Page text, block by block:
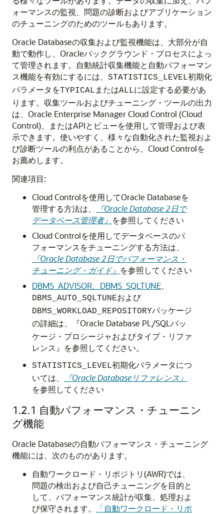
ォーマンスの監視、問題の診断およびアプリケーション
のチューニングのためのツールもあります。
Oracle Databaseの収集および監視機能は、大部分が自
動で動作し、Oracleバックグラウンド・プロセスによっ
て管理されます。自動統計収集機能と自動パフォーマン
ス機能を有効にするには、 STATISTICS_LEVEL初期化
パラメータをTYPICAL またはALLに設定する必要があ
ります。収集ツールおよびチューニング・ツールの出力
は、Oracle Enterprise Manager Cloud Control (Cloud
Control)、またはAPIとビューを使用して管理および表
示できます。使いやすく、様々な自動化された監視およ
び診断ツールの利点があることから、Cloud Controlを
お薦めします。
関連項目:
Cloud Controlを使用してOracle Databaseを
管理する方法は、
『Oracle Database 2日で
データベース管理者』 を参照してください
Cloud Controlを使用してデータベースのパ
フォーマンスをチューニングする方法は、
『Oracle Database 2日でパフォーマンス・
チューニング・ガイド』 を参照してください
DBMS_ADVISOR、 DBMS_SQLTUNE
DBMS_AUTO_SQLTUNEおよび
DBMS_WORKLOAD_REPOSITORYパッケージ
の詳細は、
『Oracle Database PL/SQLパッ
ケージ・プロシージャおよびタイプ・リファ
レンス』 を参照してください。
STATISTICS_LEVEL初期化パラメータにつ
いては、
『Oracle Databaseリファレンス』
を参照してください
1.2.1 自動パフォーマンス・チューニン
グ機能
Oracle Databaseの自動パフォーマンス・チューニング
機能には、次のものがあります。
自動ワークロード・リポジトリ(AWR)では、
問題の検出および自己チューニングを目的と
して、パフォーマンス統計が収集、処理およ
び保守されます。
「自動ワークロード・リポ